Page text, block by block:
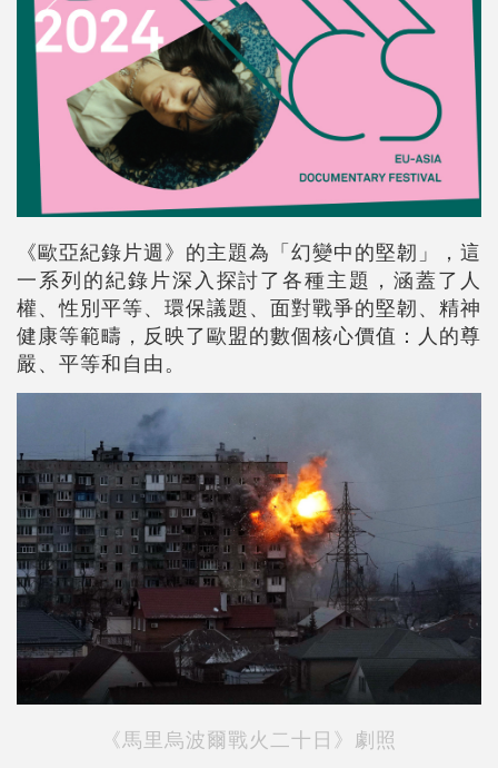
《歐亞紀錄片週》的主題為「幻變中的堅韌」，這
一系列的紀錄片深入探討了各種主題，涵蓋了人
權、性別平等、環保議題、面對戰爭的堅韌、精神
健康等範疇，反映了歐盟的數個核心價值：人的尊
嚴、平等和自由。
《馬里烏波爾戰火二十日》劇照